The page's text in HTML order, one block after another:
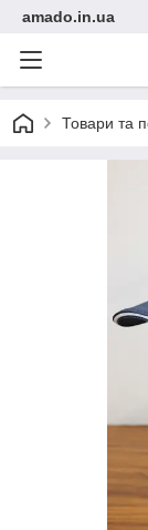
amado.in.ua
Товари та